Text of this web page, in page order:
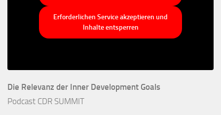
Erforderlichen Service akzeptieren und
Inhalte entsperren
Die Relevanz der Inner Development Goals
Podcast CDR SUMMIT